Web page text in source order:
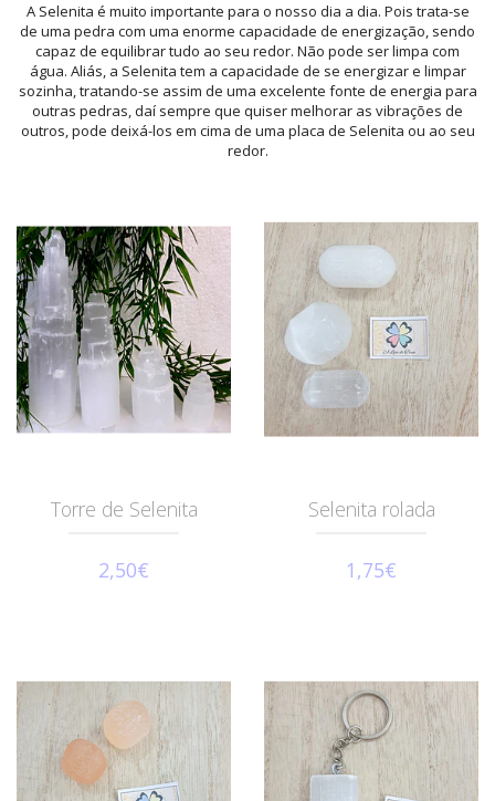
A Selenita é muito importante para o nosso dia a dia. Pois trata-se
de uma pedra com uma enorme capacidade de energização, sendo
capaz de equilibrar tudo ao seu redor. Não pode ser limpa com
água. Aliás, a Selenita tem a capacidade de se energizar e limpar
sozinha, tratando-se assim de uma excelente fonte de energia para
outras pedras, daí sempre que quiser melhorar as vibrações de
outros, pode deixá-los em cima de uma placa de Selenita ou ao seu
redor.
Torre de Selenita
2,50€
Selenita rolada
1,75€